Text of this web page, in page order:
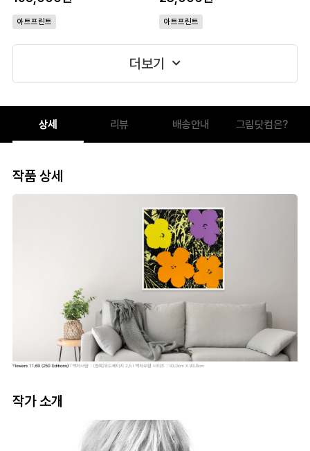
아트프린트 아트프린트
더보기
상세 리뷰 배송안내 그림닷컴은?
작품 상세
작가 소개